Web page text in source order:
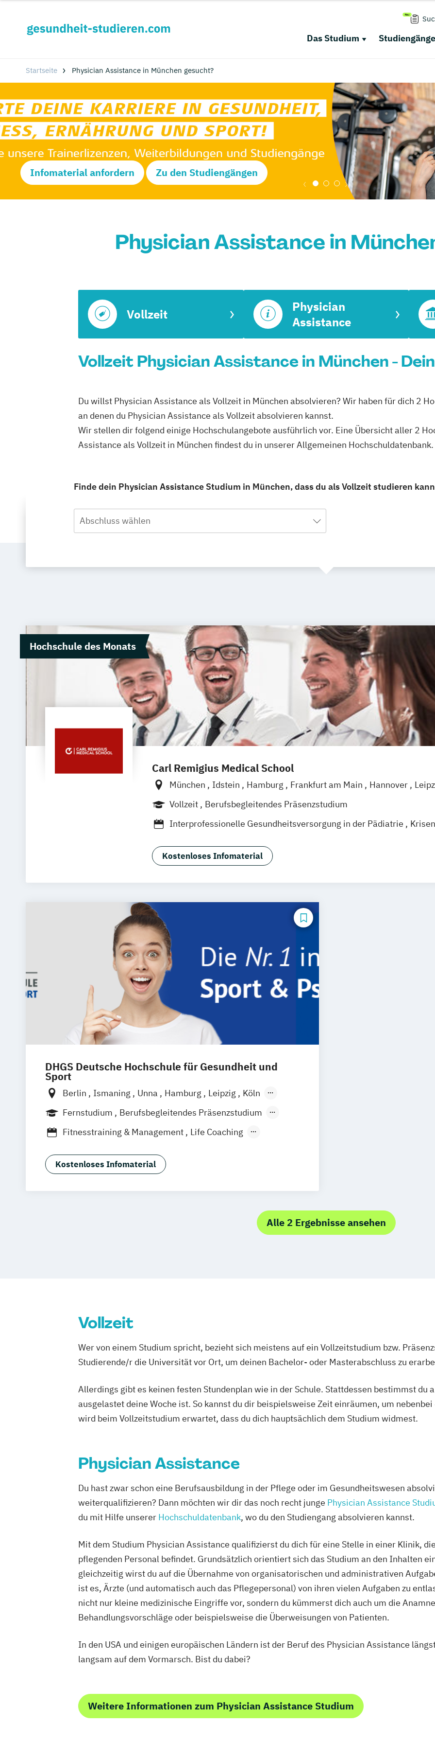
Das Studium Studiengänge
Startseite Physician Assistance in München gesucht?
Infomaterial anfordern Zu den Studiengängen
Physician Assistance in
Vollzeit
Physician
Assistance
Vollzeit Physician Assistance in München -
Du willst Physician Assistance als Vollzeit in München absolvieren? Wir haben für dich 2
an denen du Physician Assistance als Vollzeit absolvieren kannst.
Wir stellen dir folgend einige Hochschulangebote ausführlich vor. Eine Übersicht aller 2
Assistance als Vollzeit in München findest du in unserer Allgemeinen Hochschuldatenbank.
Finde dein Physician Assistance Studium in München, dass du als Vollzeit studieren
Abschluss wählen
Hochschule des Monats
Carl Remigius Medical School
München Idstein Hamburg Frankfurt am Main Hannover
Heidelberg
Vollzeit
Berufsbegleitendes Präsenzstudium
Interprofessionelle Gesundheitsversorgung in der Pädiatrie
Physician Assistance für Gesundheitsberufe
Kostenloses Infomaterial
DHGS Deutsche Hochschule für Gesundheit und
Sport
Berlin Ismaning Unna Hamburg Leipzig
Köln
Frankfurt
Mannheim Stuttgart Wien
Innsbruck
Fernstudium
Berufsbegleitendes Präsenzstudium
Duales Studium Vollzeit
Fitnesstraining & Management
Life Coaching
Physiotherapie
Positive Psychologie & Coaching
Psychologie
Kostenloses Infomaterial
Alle 2 Ergebnisse ansehen
Vollzeit
Wer von einem Studium spricht, bezieht sich meistens auf ein Vollzeitstudium bzw.
Studierende/r die Universität vor Ort, um deinen Bachelor- oder Masterabschluss zu
Allerdings gibt es keinen festen Stundenplan wie in der Schule. Stattdessen bestimmst du
ausgelastet deine Woche ist. So kannst du dir beispielsweise Zeit einräumen, um
wird beim Vollzeitstudium erwartet, dass du dich hauptsächlich dem Studium widmest.
Physician Assistance
Du hast zwar schon eine Berufsausbildung in der Pflege oder im Gesundheitswesen
weiterqualifizieren? Dann möchten wir dir das noch recht junge Physician Assistance
du mit Hilfe unserer Hochschuldatenbank, wo du den Studiengang absolvieren kannst.
Mit dem Studium Physician Assistance qualifizierst du dich für eine Stelle in einer Klinik,
pflegenden Personal befindet. Grundsätzlich orientiert sich das Studium an den Inhalten
gleichzeitig wirst du auf die Übernahme von organisatorischen und administrativen
ist es, Ärzte (und automatisch auch das Pflegepersonal) von ihren vielen Aufgaben zu
nicht nur kleine medizinische Eingriffe vor, sondern du kümmerst dich auch um die
Behandlungsvorschläge oder beispielsweise die Überweisungen von Patienten.
In den USA und einigen europäischen Ländern ist der Beruf des Physician Assistance
langsam auf dem Vormarsch. Bist du dabei?
Weitere Informationen zum Physician Assistance Studium